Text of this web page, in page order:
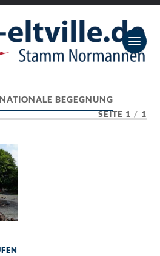
BEGEGNUNG
SEITE 1 / 1